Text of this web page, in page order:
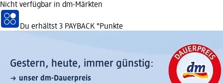
Nicht verfügbar in dm-Märkten
Du erhältst 3 PAYBACK °Punkte
Gestern, heute, immer günstig:
unser dm-Dauerpreis